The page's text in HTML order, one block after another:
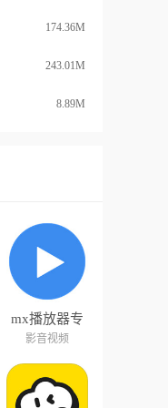
174.36M
243.01M
8.89M
mx播放器专
业版
影音视频